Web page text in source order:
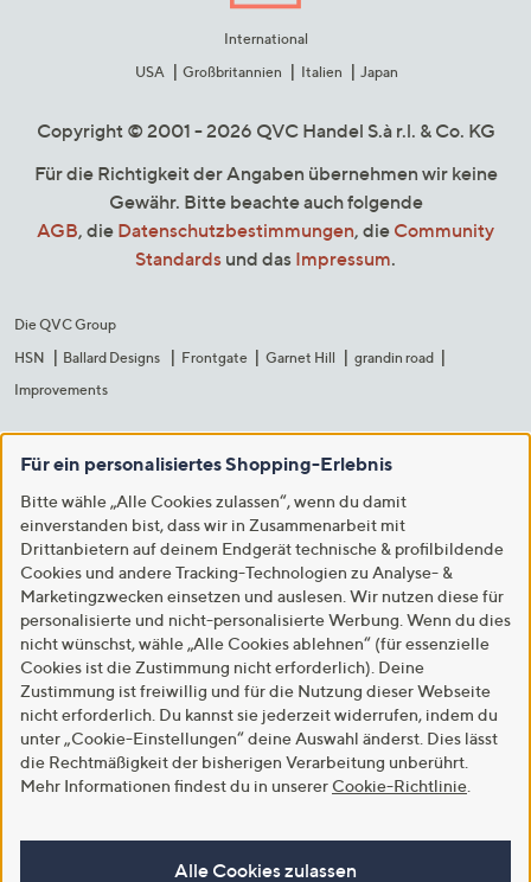
International
USA
Großbritannien Italien Japan
Copyright © 2001 - 2026 QVC Handel S.à r.l. & Co. KG
Für die Richtigkeit der Angaben übernehmen wir keine
Gewähr. Bitte beachte auch folgende
AGB, die Datenschutzbestimmungen, die Community
Standards und das Impressum.
Die QVC Group
HSN
Ballard Designs Frontgate Garnet Hill
grandin road
Improvements
Für ein personalisiertes Shopping-Erlebnis
Bitte wähle „Alle Cookies zulassen“, wenn du damit
einverstanden bist, dass wir in Zusammenarbeit mit
Drittanbietern auf deinem Endgerät technische & profilbildende
Cookies und andere Tracking-Technologien zu Analyse- &
Marketingzwecken einsetzen und auslesen. Wir nutzen diese für
personalisierte und nicht-personalisierte Werbung. Wenn du dies
nicht wünschst, wähle „Alle Cookies ablehnen“ (für essenzielle
Cookies ist die Zustimmung nicht erforderlich). Deine
Zustimmung ist freiwillig und für die Nutzung dieser Webseite
nicht erforderlich. Du kannst sie jederzeit widerrufen, indem du
unter „Cookie-Einstellungen“ deine Auswahl änderst. Dies lässt
die Rechtmäßigkeit der bisherigen Verarbeitung unberührt.
Mehr Informationen findest du in unserer Cookie-Richtlinie
Alle Cookies zulassen